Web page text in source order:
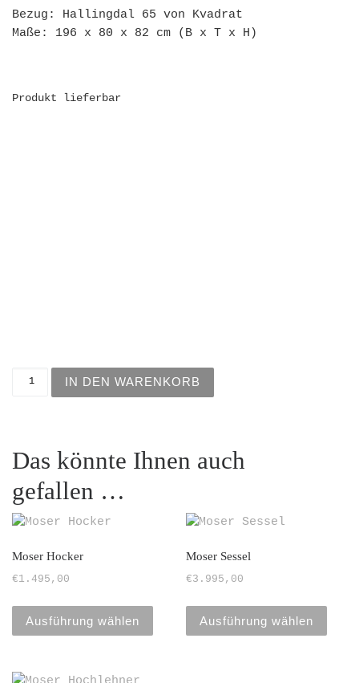
Bezug: Hallingdal 65 von Kvadrat
Maße: 196 x 80 x 82 cm (B x T x H)
Produkt lieferbar
IN DEN WARENKORB
Das könnte Ihnen auch
gefallen …
Moser Hocker
€1.495,00
Ausführung wählen
Moser Sessel
€3.995,00
Ausführung wählen